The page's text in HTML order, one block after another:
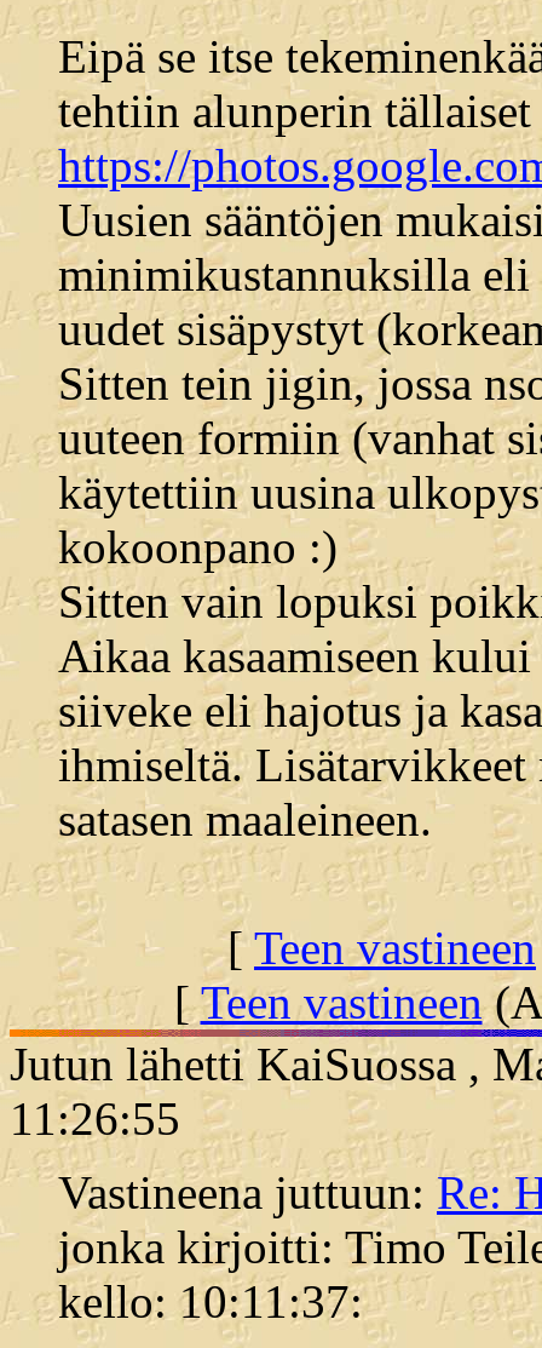
Eipä se itse
tehtiin alunperin
https://
Uusien sääntöjen
minimikustannuksilla
uudet sisäpystyt
Sitten tein jigin, jossa
uuteen formiin (vanhat
käytettiin uusina
kokoonpano :)
Sitten vain lopuksi
Aikaa kasaamiseen
siiveke eli hajotus ja
ihmiseltä. Lisätarvikkeet
satasen maaleineen.
[Teen vastineen
[Teen vastineen
Jutun lähetti KaiSuossa ,
11:26:55
Vastineena juttuun: Re:
jonka kirjoitti: Timo
kello: 10:11:37: